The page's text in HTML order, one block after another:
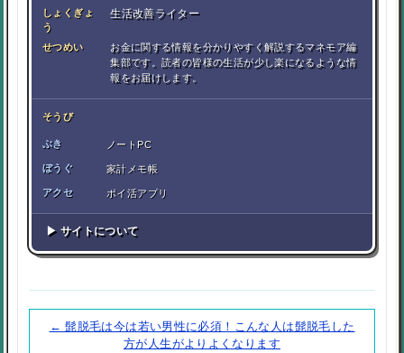
しょくぎょ
う
生活改善ライター
せつめい
お金に関する情報を分かりやすく解説するマネモア編
集部です。読者の皆様の生活が少し楽になるような情
報をお届けします。
そうび
ぶき ノートPC
ぼうぐ 家計メモ帳
アクセ ポイ活アプリ
▶ サイトについて
← 髭脱毛は今は若い男性に必須！こんな人は髭脱毛した
方が人生がよりよくなります